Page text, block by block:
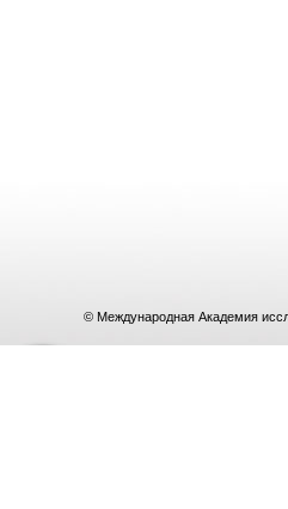
© Международная Академия